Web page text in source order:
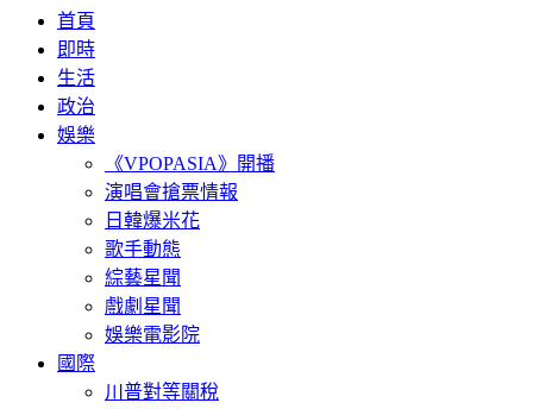
首頁
即時
生活
政治
娛樂
《VPOPASIA》開播
演唱會搶票情報
日韓爆米花
歌手動態
綜藝星聞
戲劇星聞
娛樂電影院
國際
川普對等關稅